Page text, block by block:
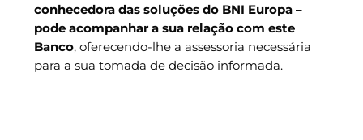
conhecedora das soluções do BNI Europa –
pode acompanhar a sua relação com este
Banco, oferecendo-lhe a assessoria necessária
para a sua tomada de decisão informada.